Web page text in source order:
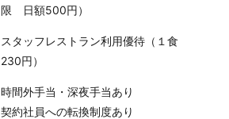
限 日額500円）
スタッフレストラン利用優待（１食
230円）
時間外手当・深夜手当あり
契約社員への転換制度あり